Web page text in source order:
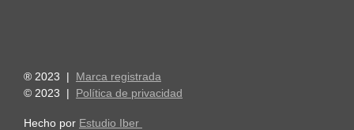
® 2023 | Marca registrada
© 2023 | Política de privacidad
Hecho por Estudio Iber